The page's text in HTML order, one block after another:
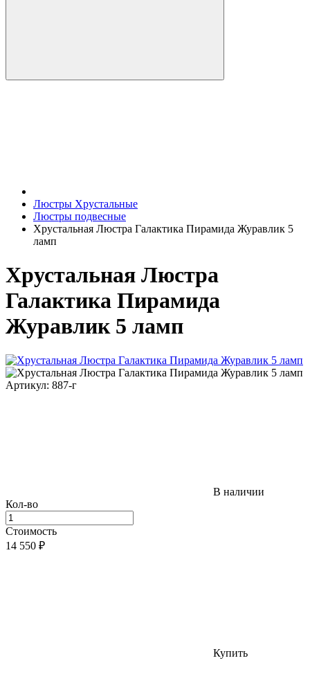
Люстры Хрустальные
Люстры подвесные
Хрустальная Люстра Галактика Пирамида Журавлик 5
ламп
Хрустальная Люстра
Галактика Пирамида
Журавлик 5 ламп
Артикул: 887-г
В наличии
Кол-во
Стоимость
14 550 ₽
Купить